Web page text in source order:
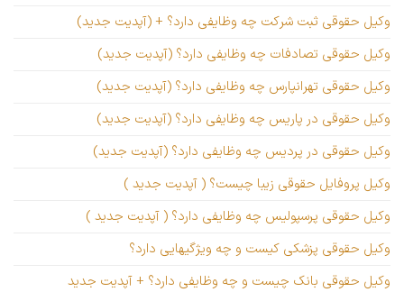
وکیل حقوقی ثبت شرکت چه وظایفی دارد؟ + (آپدیت جدید)
وکیل حقوقی تصادفات چه وظایفی دارد؟ (آپدیت جدید)
وکیل حقوقی تهرانپارس چه وظایفی دارد؟ (آپدیت جدید)
وکیل حقوقی در پاریس چه وظایفی دارد؟ (آپدیت جدید)
وکیل حقوقی در پردیس چه وظایفی دارد؟ (آپدیت جدید)
وکیل پروفایل حقوقی زیبا چیست؟ ( آپدیت جدید )
وکیل حقوقی پرسپولیس چه وظایفی دارد؟ ( آپدیت جدید )
وکیل حقوقی پزشکی کیست و چه ویژگیهایی دارد؟
وکیل حقوقی بانک چیست و چه وظایفی دارد؟ + آپدیت جدید